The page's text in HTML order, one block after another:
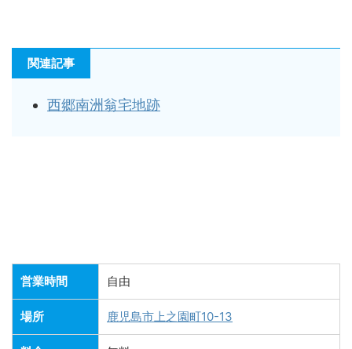
関連記事
西郷南洲翁宅地跡
営業時間 自由
場所 鹿児島市上之園町10-13